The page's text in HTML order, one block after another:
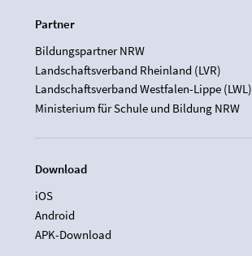
Partner
Bildungspartner NRW
Landschaftsverband Rheinland (LVR)
Landschaftsverband Westfalen-Lippe (LWL)
Ministerium für Schule und Bildung NRW
Download
iOS
Android
APK-Download